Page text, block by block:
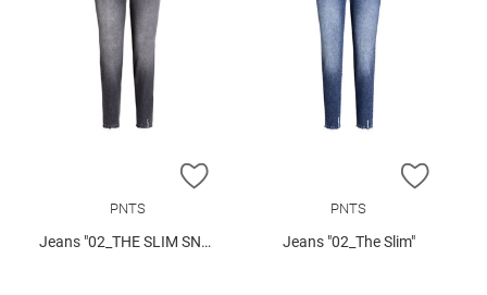
ZUR WUNSCHLISTE HINZUFÜGEN
PNTS
Jeans "02_THE SLIM SNOS"
ZUR
PNTS
Jeans "02_The Slim"